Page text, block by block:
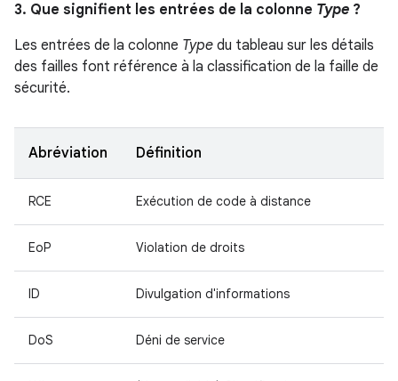
3. Que signifient les entrées de la colonne Type ?
Les entrées de la colonne Type du tableau sur les détails
des failles font référence à la classification de la faille de
sécurité.
Abréviation Définition
RCE Exécution de code à distance
EoP Violation de droits
ID Divulgation d'informations
DoS Déni de service